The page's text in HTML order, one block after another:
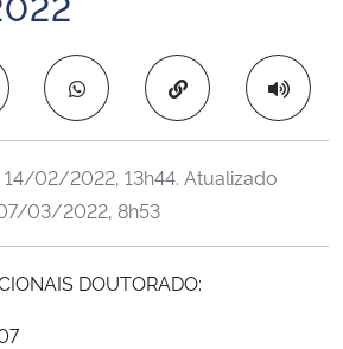
Inovações e Comunicações
Copiar para área
14/02/2022, 13h44. Atualizado
03/2022, 8h53
DOUTORADO: